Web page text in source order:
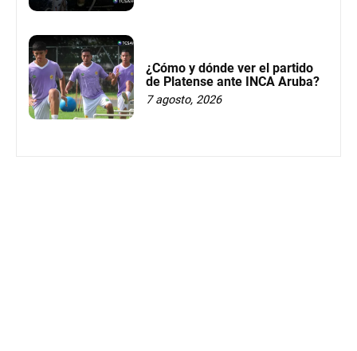
¿Cómo y dónde ver el partido
de Platense ante INCA Aruba?
7 agosto, 2026